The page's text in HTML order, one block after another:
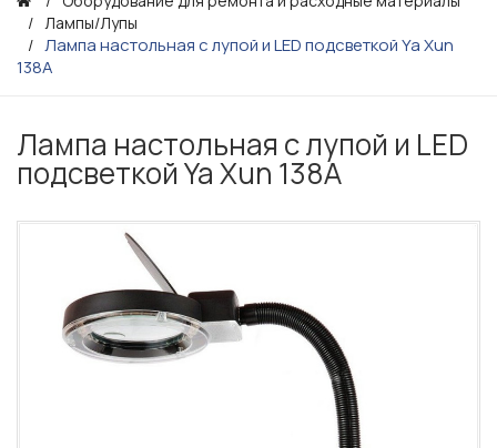
Лампы/Лупы
Лампа настольная с лупой и LED подсветкой Ya Xun
138A
Лампа настольная с лупой и LED
подсветкой Ya Xun 138A